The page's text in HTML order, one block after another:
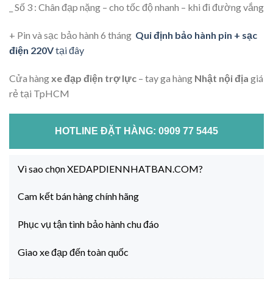
_ Số 3 : Chân đạp nặng – cho tốc độ nhanh – khi đi đường vắng
+ Pin và sạc bảo hành 6 tháng Qui định bảo hành pin + sạc
điện 220Vtại đây
Cửa hàngxe đạp điện trợ lực – tay ga hàng Nhật nội địa giá
rẻ tại TpHCM
HOTLINE ĐẶT HÀNG: 0909 77 5445
Vì sao chọn XEDAPDIENNHATBAN.COM?
Cam kết bán hàng chính hãng
Phục vụ tận tình bảo hành chu đáo
Giao xe đạp đến toàn quốc